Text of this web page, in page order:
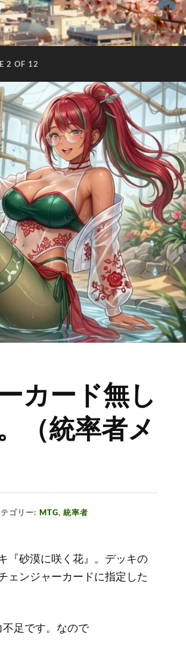
2 OF 12
カード無し
（統率者メ
テゴリー:MTG,統率者
『砂漠に咲く花』。デッキの
ェンジャーカードに指定した
足です。なので